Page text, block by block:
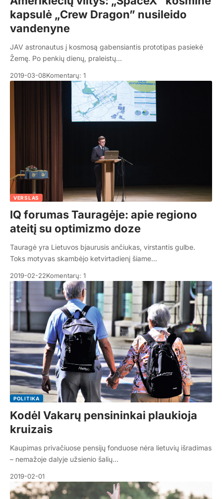
kapsulė „Crew Dragon” nusileido
vandenyne
JAV astronautus į kosmosą gabensiantis prototipas pasiekė
Žemę. Po penkių dienų, praleistų…
2019-03-08Komentarų: 1
VERSLAS
IQ forumas Tauragėje: apie regiono
ateitį su optimizmo doze
Tauragė yra Lietuvos bjaurusis ančiukas, virstantis gulbe.
Toks motyvas skambėjo ketvirtadienį šiame…
2019-02-22Komentarų: 1
POLITIKA
Kodėl Vakarų pensininkai plaukioja
kruizais
Kaupimas privačiuose pensijų fonduose nėra lietuvių išradimas
– nemažoje dalyje užsienio šalių…
2019-02-01